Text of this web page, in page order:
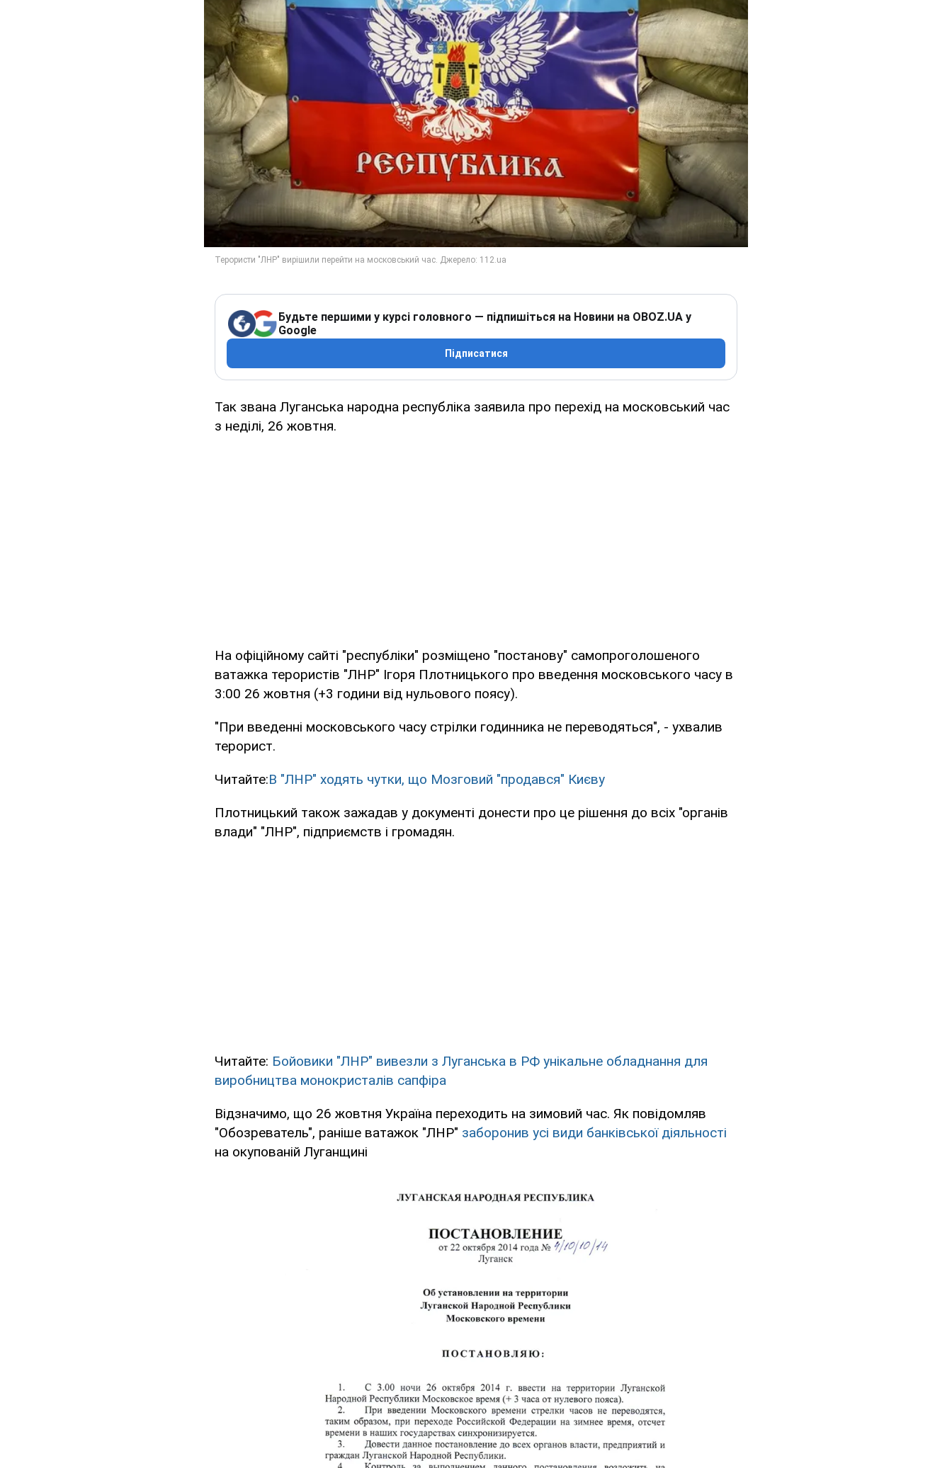
Будьте першими у курсі головного — підпишіться на Новини на OBOZ.UA у
Google
Підписатися
Так звана Луганська народна республіка заявила про перехід на московський час
з неділі, 26 жовтня.
На офіційному сайті "республіки" розміщено "постанову" самопроголошеного
ватажка терористів "ЛНР" Ігоря Плотницького про введення московського часу в
3:00 26 жовтня (+3 години від нульового поясу).
"При введенні московського часу стрілки годинника не переводяться", - ухвалив
терорист.
Читайте:В "ЛНР" ходять чутки, що Мозговий "продався" Києву
Плотницький також зажадав у документі донести про це рішення до всіх "органів
влади" "ЛНР", підприємств і громадян.
Читайте: Бойовики "ЛНР" вивезли з Луганська в РФ унікальне обладнання для
виробництва монокристалів сапфіра
Відзначимо, що 26 жовтня Україна переходить на зимовий час. Як повідомляв
"Обозреватель", раніше ватажок "ЛНР" заборонив усі види банківської діяльності
на окупованій Луганщині